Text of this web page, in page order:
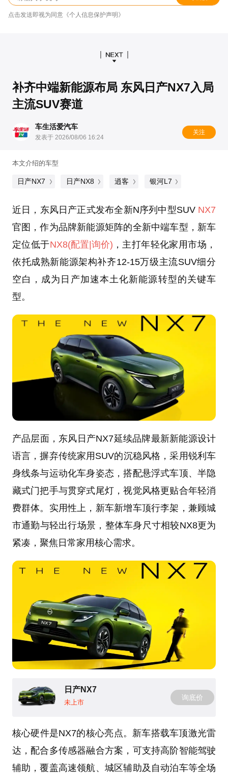
点击发送即视为同意《个人信息保护声明》
补齐中端新能源布局 东风日产NX7入局
主流SUV赛道
车生活爱汽车
发表于 2026/08/06 16:24
关注
本文介绍的车型
日产NX7 日产NX8 逍客 银河L7
近日，东风日产正式发布全新N序列中型SUV NX7
官图，作为品牌新能源矩阵的全新中端车型，新车
定位低于NX8(配置|询价) ，主打年轻化家用市场，
依托成熟新能源架构补齐12-15万级主流SUV细分
空白，成为日产加速本土化新能源转型的关键车
型。
产品层面，东风日产NX7延续品牌最新新能源设计
语言，摒弃传统家用SUV的沉稳风格，采用锐利车
身线条与运动化车身姿态，搭配悬浮式车顶、半隐
藏式门把手与贯穿式尾灯，视觉风格更贴合年轻消
费群体。实用性上，新车新增车顶行李架，兼顾城
市通勤与轻出行场景，整体车身尺寸相较NX8更为
紧凑，聚焦日常家用核心需求。
日产NX7
未上市
询底价
核心硬件是NX7的核心亮点。新车搭载车顶激光雷
达，配合多传感器融合方案，可支持高阶智能驾驶
辅助，覆盖高速领航、城区辅助及自动泊车等全场